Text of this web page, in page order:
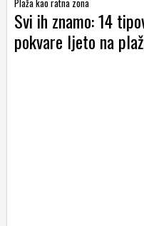
Plaža kao ratna zona
Svi ih znamo: 14
pokvare ljeto na